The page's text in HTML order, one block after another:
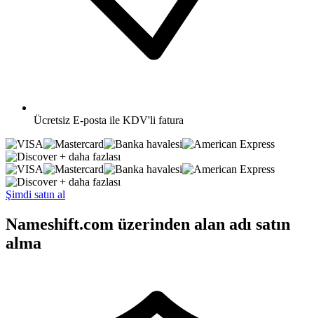
Ücretsiz E-posta ile KDV'li fatura
+ daha fazlası
+ daha fazlası
Şimdi satın al
Nameshift.com üzerinden alan adı satın
alma